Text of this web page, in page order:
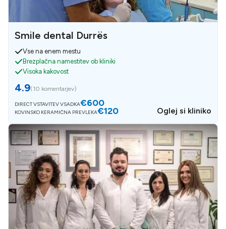
Smile dental Durrës
Vse na enem mestu
Brezplačna namestitev ob kliniki
Visoka kakovost
4.9(10 komentarjev)
DIRECT VSTAVITEV VSADKA€600
KOVINSKO KERAMIČNA PREVLEKA€120 Oglej si kliniko